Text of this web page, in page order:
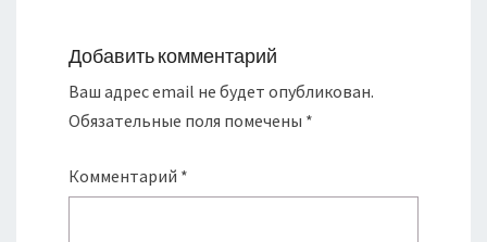
Добавить комментарий
Ваш адрес email не будет опубликован.
Обязательные поля помечены *
Комментарий *